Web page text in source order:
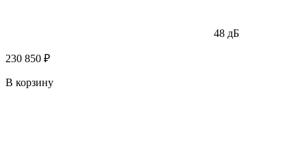
48 дБ
230 850 ₽
В корзину